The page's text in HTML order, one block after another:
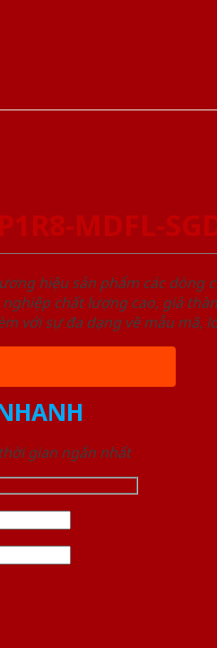
MDFL-
hiệu sản phẩm các
chất lượng cao, giá
với sự đa dạng về mẫu mã,
gian ngắn nhất